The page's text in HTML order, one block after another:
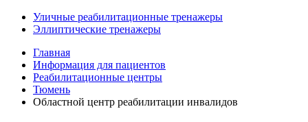
Уличные реабилитационные тренажеры
Эллиптические тренажеры
Главная
Информация для пациентов
Реабилитационные центры
Тюмень
Областной центр реабилитации инвалидов